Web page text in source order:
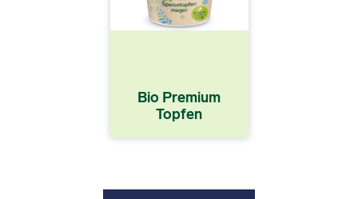
Bio Premium
Topfen